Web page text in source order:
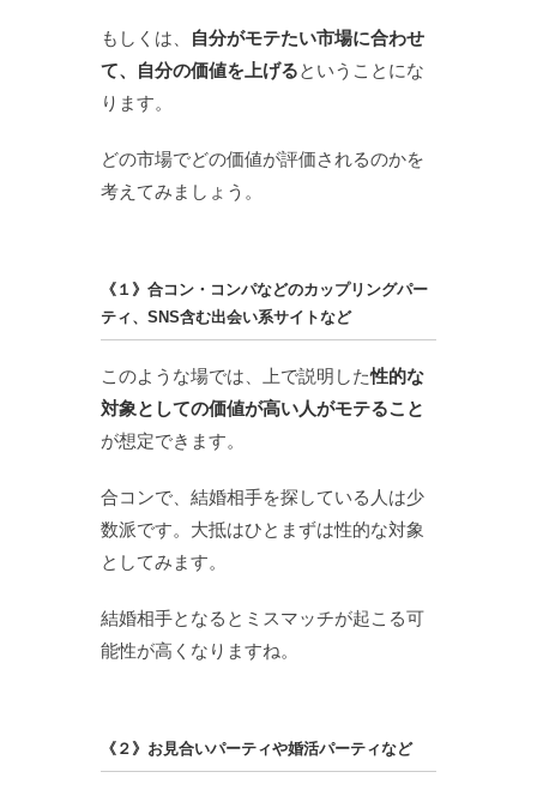
もしくは、
自分がモテたい市場に合わせ
て、自分の価値を上げるということにな
ります。
どの市場でどの価値が評価されるのかを
考えてみましょう。
《１》合コン・コンパなどのカップリングパー
ティ、SNS含む出会い系サイトなど
このような場では、上で説明した性的な
対象としての価値が高い人がモテること
が想定できます。
合コンで、結婚相手を探している人は少
数派です。大抵はひとまずは性的な対象
としてみます。
結婚相手となるとミスマッチが起こる可
能性が高くなりますね。
《２》お見合いパーティや婚活パーティなど